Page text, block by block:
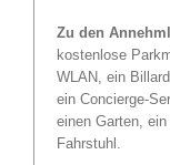
Zu den
kostenlose
WLAN, ein
ein Concierge-
einen Garten,
Fahrstuhl.